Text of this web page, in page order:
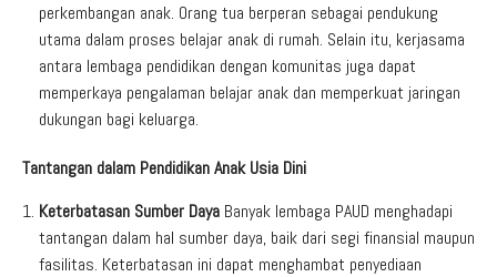
perkembangan anak. Orang tua berperan sebagai pendukung
utama dalam proses belajar anak di rumah. Selain itu, kerjasama
antara lembaga pendidikan dengan komunitas juga dapat
memperkaya pengalaman belajar anak dan memperkuat jaringan
dukungan bagi keluarga.
Tantangan dalam Pendidikan Anak Usia Dini
Keterbatasan Sumber Daya Banyak lembaga PAUD menghadapi
tantangan dalam hal sumber daya, baik dari segi finansial maupun
fasilitas. Keterbatasan ini dapat menghambat penyediaan